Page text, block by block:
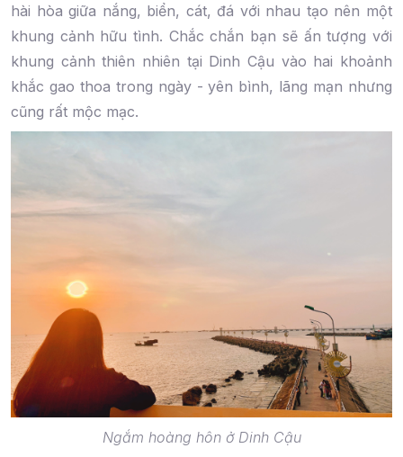
hài hòa giữa nắng, biển, cát, đá với nhau tạo nên một
khung cảnh hữu tình. Chắc chắn bạn sẽ ấn tượng với
khung cảnh thiên nhiên tại Dinh Cậu vào hai khoảnh
khắc gao thoa trong ngày - yên bình, lãng mạn nhưng
cũng rất mộc mạc.
Ngắm hoàng hôn ở Dinh Cậu